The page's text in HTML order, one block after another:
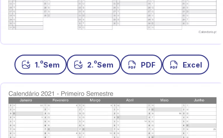
1.oSem 2.oSem PDF Excel